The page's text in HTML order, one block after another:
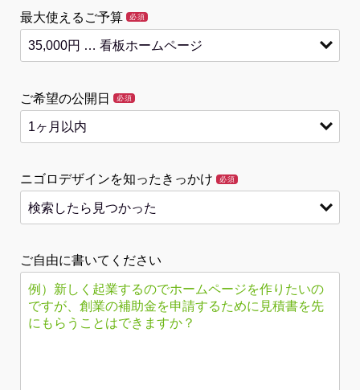
最大使えるご予算 必須
ご希望の公開日 必須
ニゴロデザインを知ったきっかけ 必須
ご自由に書いてください